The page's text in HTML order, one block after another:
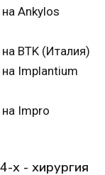
Ankylos
BTK (Италия)
Implantium
Impro
х - хирургия